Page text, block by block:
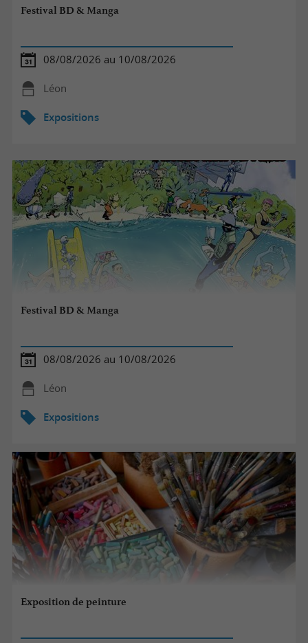
Festival BD & Manga
08/08/2026 au 10/08/2026
Léon
Expositions
Festival BD & Manga
08/08/2026 au 10/08/2026
Léon
Expositions
Exposition de peinture